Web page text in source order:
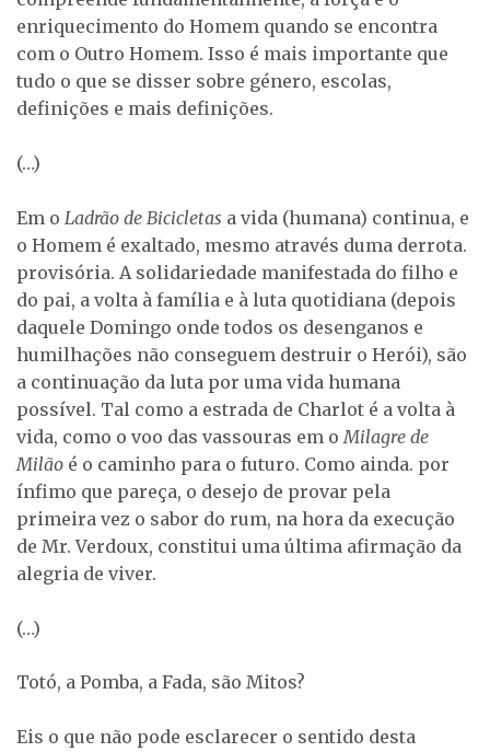
enriquecimento do Homem quando se encontra
com o Outro Homem. Isso é mais importante que
tudo o que se disser sobre género, escolas,
definições e mais definições.
(…)
Em o Ladrão de Bicicletas a vida (humana) continua, e
o Homem é exaltado, mesmo através duma derrota.
provisória. A solidariedade manifestada do filho e
do pai, a volta à família e à luta quotidiana (depois
daquele Domingo onde todos os desenganos e
humilhações não conseguem destruir o Herói), são
a continuação da luta por uma vida humana
possível. Tal como a estrada de Charlot é a volta à
vida, como o voo das vassouras em o Milagre de
Milão é o caminho para o futuro. Como ainda. por
ínfimo que pareça, o desejo de provar pela
primeira vez o sabor do rum, na hora da execução
de Mr. Verdoux, constitui uma última afirmação da
alegria de viver.
(…)
Totó, a Pomba, a Fada, são Mitos?
Eis o que não pode esclarecer o sentido desta